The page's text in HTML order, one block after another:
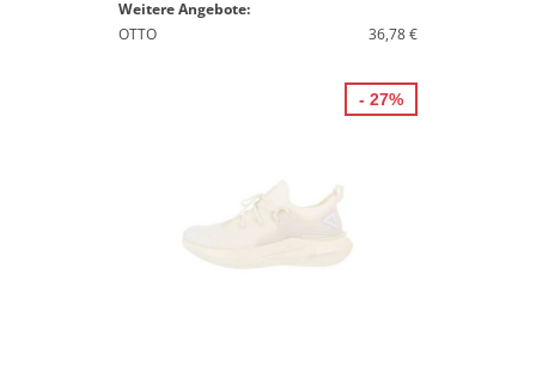
Weitere Angebote:
OTTO
36,78 €
- 27%